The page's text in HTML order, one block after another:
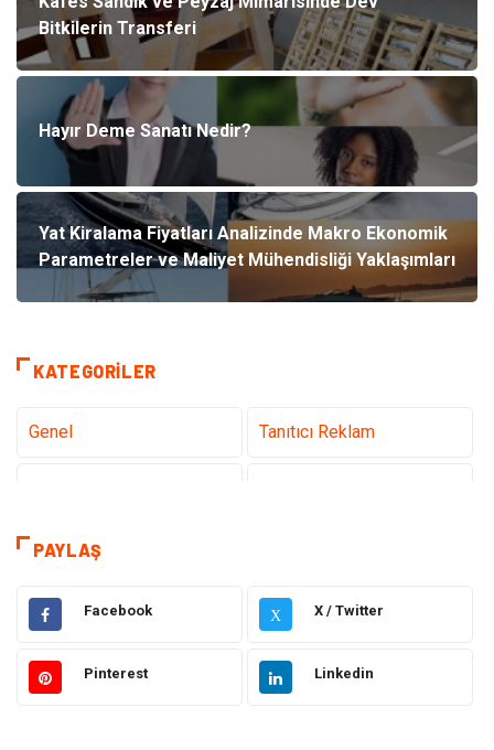
Bitkilerin Transferi
Hayır Deme Sanatı Nedir?
Yat Kiralama Fiyatları Analizinde Makro Ekonomik
Parametreler ve Maliyet Mühendisliği Yaklaşımları
KATEGORILER
Genel Tanıtıcı Reklam
Teknoloji & İnternet
Elektrik & Elektronik Dekorasyon
Güzellik ve Bakım Eğitim
PAYLAŞ
Facebook X X / Twitter
Pinterest Linkedin